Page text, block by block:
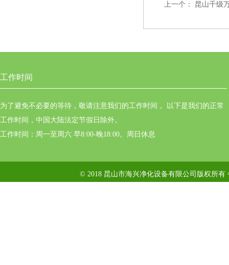
上一个： 昆山千级
工作时间
为了避免不必要的等待，敬请注意我们的工作时间 。以下是我们的正常
工作时间，中国大陆法定节假日除外。
工作时间：周一至周六 早8:00-晚18:00。周日休息
© 2018 昆山市海兴净化设备有限公司版权所有